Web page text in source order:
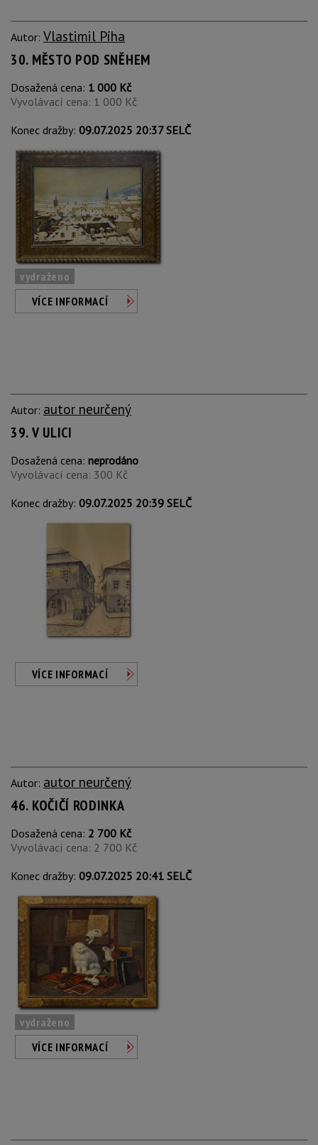
Autor: Vlastimil Píha
30. MĚSTO POD SNĚHEM
Dosažená cena: 1 000 Kč
Vyvolávací cena: 1 000 Kč
Konec dražby: 09.07.2025 20:37 SELČ
vydraženo
VÍCE INFORMACÍ
Autor: autor neurčený
39. V ULICI
Dosažená cena: neprodáno
Vyvolávací cena: 300 Kč
Konec dražby: 09.07.2025 20:39 SELČ
VÍCE INFORMACÍ
Autor: autor neurčený
46. KOČIČÍ RODINKA
Dosažená cena: 2 700 Kč
Vyvolávací cena: 2 700 Kč
Konec dražby: 09.07.2025 20:41 SELČ
vydraženo
VÍCE INFORMACÍ